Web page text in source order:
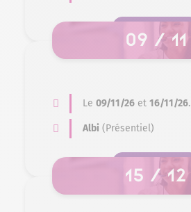
09 / 11
Le 09/11/26 et 16/11/26.
Albi (Présentiel)
15 / 12